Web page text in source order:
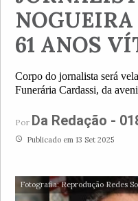
NOGUEIRA
61 ANOS
Corpo do jornalista será
Funerária Cardassi, da
Por Da Redação -
access_time Publicado em 13 Set 2025
Fotografia: Reprodução Redes